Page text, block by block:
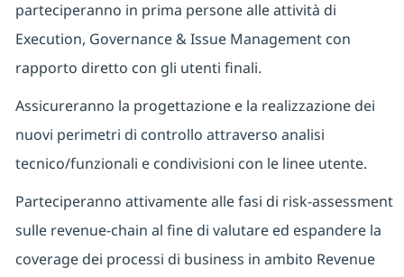
parteciperanno in prima persone alle attività di
Execution, Governance & Issue Management con
rapporto diretto con gli utenti finali.
Assicureranno la progettazione e la realizzazione dei
nuovi perimetri di controllo attraverso analisi
tecnico/funzionali e condivisioni con le linee utente.
Parteciperanno attivamente alle fasi di risk-assessment
sulle revenue-chain al fine di valutare ed espandere la
coverage dei processi di business in ambito Revenue